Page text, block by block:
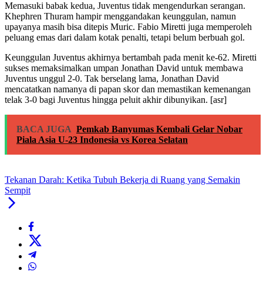
Memasuki babak kedua, Juventus tidak mengendurkan serangan.
Khephren Thuram hampir menggandakan keunggulan, namun
upayanya masih bisa ditepis Muric. Fabio Miretti juga memperoleh
peluang emas dari dalam kotak penalti, tetapi belum berbuah gol.
Keunggulan Juventus akhirnya bertambah pada menit ke-62. Miretti
sukses memaksimalkan umpan Jonathan David untuk membawa
Juventus unggul 2-0. Tak berselang lama, Jonathan David
mencatatkan namanya di papan skor dan memastikan kemenangan
telak 3-0 bagi Juventus hingga peluit akhir dibunyikan. [asr]
BACA JUGA Pemkab Banyumas Kembali Gelar Nobar
Piala Asia U-23 Indonesia vs Korea Selatan
Tekanan Darah: Ketika Tubuh Bekerja di Ruang yang Semakin
Sempit